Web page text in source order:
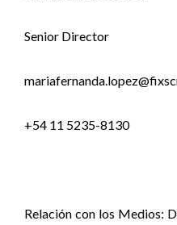
Senior Director
+54 11 5235-8130
Relación con los Medios: